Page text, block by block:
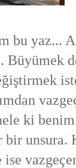
bu yaz...
Büyümek
ki
bir unsura.